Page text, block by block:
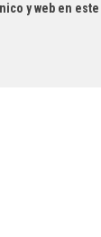
y web en